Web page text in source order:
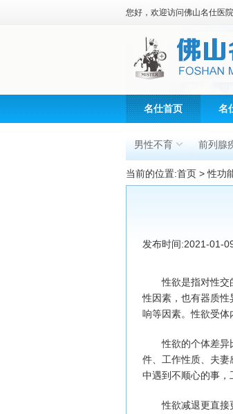
您好，欢迎访问佛山名仕医
名仕首页 名
男性不育 前列腺
当前的位置:首页 >性功
发布时间:2021-01-
性欲是指对性交的
性因素，也有器质
响等因素。性欲受体
性欲的个体差异比
件、工作性质、夫
中遇到不顺心的事，
性欲减退更直接更